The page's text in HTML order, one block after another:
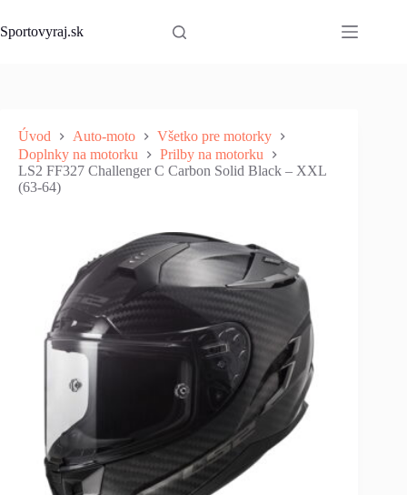
to
content
Sportovyraj.sk
Úvod Auto-moto
Všetko pre motorky
Doplnky na motorku
Prilby na motorku
LS2 FF327 Challenger C Carbon Solid Black – XXL
(63-64)